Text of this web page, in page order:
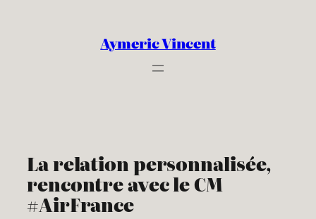
Aymeric Vincent
La relation personnalisée,
rencontre avec le CM
#AirFrance